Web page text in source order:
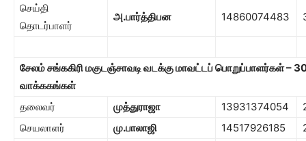
செய்தி
தொடர்பாளர்
அ.பார்த்திபன 14860074483
சேலம் சங்ககிரி மகுடஞ்சாவடி வடக்கு மாவட்டப் பொறுப்பாளர்கள்–
வாக்ககங்கள்
தலைவர்
முத்துராஜா 13931374054
செயலாளர்
மு.பாலாஜி 14517926185